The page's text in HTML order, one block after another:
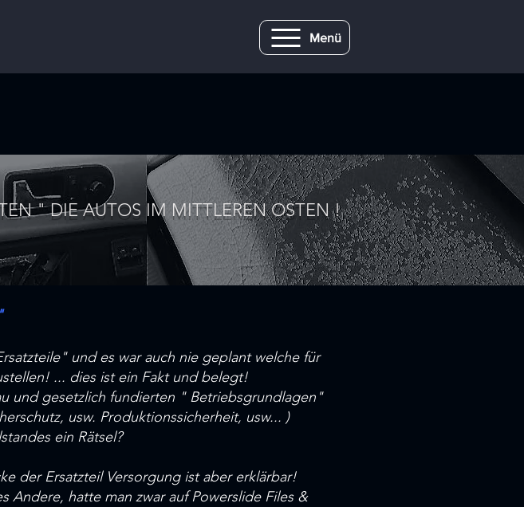
Menü
" DIE AUTOS IM MITTLEREN OSTEN !
und es war auch nie geplant welche für
... dies ist ein Fakt und belegt!
und gesetzlich fundierten " Betriebsgrundlagen"
usw. Produktionssicherheit, usw... )
ein Rätsel?
der Ersatzteil Versorgung ist aber erklärbar!
Andere, hatte man zwar auf Powerslide Files &